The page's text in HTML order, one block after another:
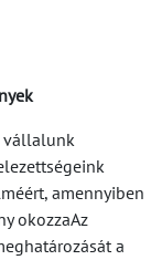
vállalunk
amennyiben
okozzaAz
a